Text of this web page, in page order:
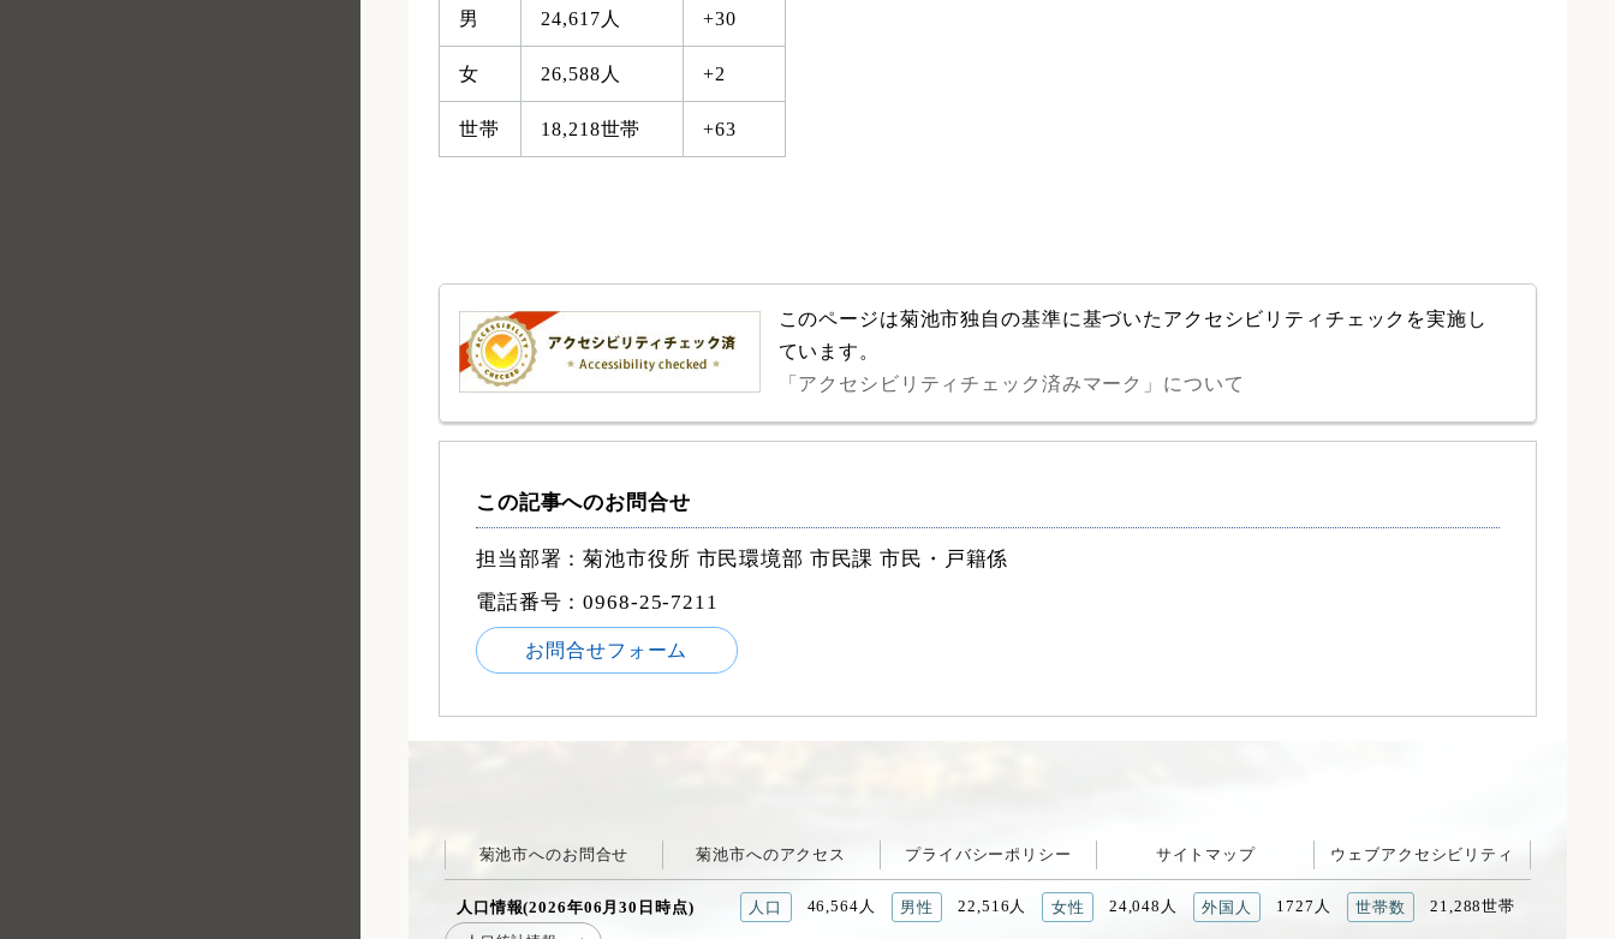
男 24,617人 +30
女 26,588人 +2
世帯 18,218世帯 +63
このページは菊池市独自の基準に基づいたアクセシビリティチェックを実施し
ています。
「アクセシビリティチェック済みマーク」について
この記事へのお問合せ
担当部署：菊池市役所 市民環境部 市民課 市民・戸籍係
電話番号：0968-25-7211
お問合せフォーム
菊池市へのお問合せ 菊池市へのアクセス プライバシーポリシー サイトマップ ウェブアクセシビリティ
人口情報(2026年06月30日時点) 人口 46,564人 男性 22,516人 女性 24,048人 外国人 1727人 世帯数 21,288世帯